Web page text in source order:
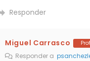
Responder
Miguel Carrasco
Responder a